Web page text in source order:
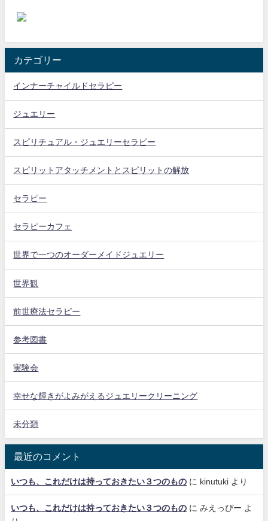
カテゴリー
インナーチャイルドセラピー
ジュエリー
スピリチュアル・ジュエリーセラピー
スピリットアタッチメントとスピリットの解放
セラピー
セラピーカフェ
世界で一つのオーダーメイドジュエリー
世界観
前世療法セラピー
参考図書
実験会
幸せな輝きがよみがえるジュエリークリーニング
未分類
最近のコメント
いつも、これだけは持っておきたい３つのもの に kinutuki より
いつも、これだけは持っておきたい３つのもの に みえっぴー よ